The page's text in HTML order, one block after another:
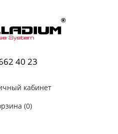
40 23
кабинет
(0)